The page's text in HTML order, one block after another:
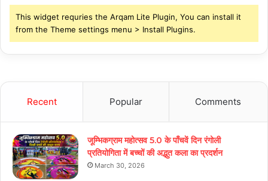
This widget requries the Arqam Lite Plugin, You can install it
from the Theme settings menu > Install Plugins.
Recent Popular Comments
जूम्भिकग्राम महोत्सव 5.0 के पाँचवें दिन रंगोली
प्रतियोगिता में बच्चों की अद्भुत कला का प्रदर्शन
March 30, 2026